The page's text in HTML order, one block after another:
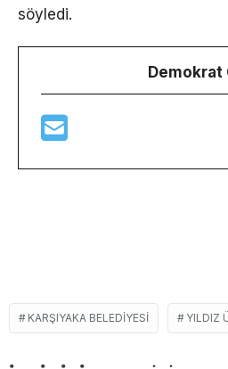
söyledi.
Demokrat
KARŞIYAKA BELEDIYESI YILDIZ